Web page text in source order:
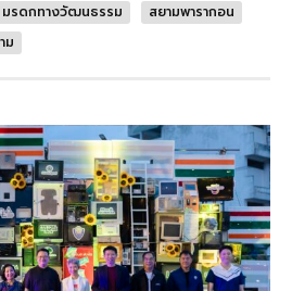
มรดกทางวัฒนธรรม
สยามพารากอน
ม